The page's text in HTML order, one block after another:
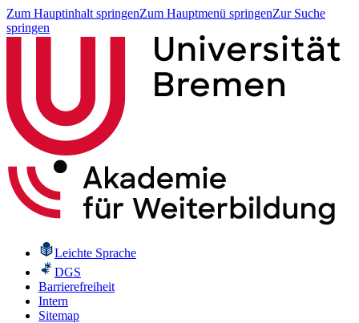
Zum Hauptinhalt springenZum Hauptmenü springenZur Suche
springen
Leichte Sprache
DGS
Barrierefreiheit
Intern
Sitemap